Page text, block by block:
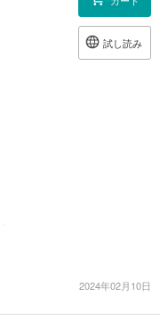
試し読み
2024年02月10日